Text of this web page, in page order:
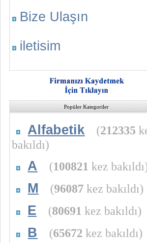
Bize Ulaşın
iletisim
Popüler Kategoriler
Alfabetik (212335
bakıldı)
A (100821 kez
M (96087 kez bakıldı)
E (80691 kez bakıldı)
B (65672 kez bakıldı)